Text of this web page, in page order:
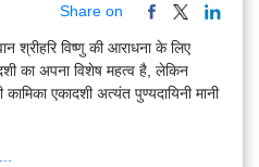
Share on
श्रीहरि विष्णु की आराधना के लिए
का अपना विशेष महत्व है, लेकिन
एकादशी अत्यंत पुण्यदायिनी मानी